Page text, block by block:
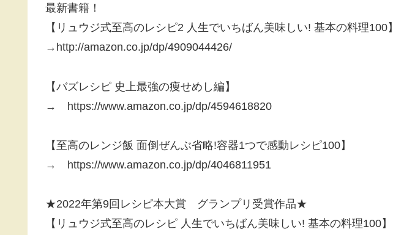
最新書籍！
【リュウジ式至高のレシピ2 人生でいちばん美味しい! 基本の料理100】
→http://amazon.co.jp/dp/4909044426/
【バズレシピ 史上最強の痩せめし編】
→ https://www.amazon.co.jp/dp/4594618820
【至高のレンジ飯 面倒ぜんぶ省略!容器1つで感動レシピ100】
→ https://www.amazon.co.jp/dp/4046811951
★2022年第9回レシピ本大賞 グランプリ受賞作品★
【リュウジ式至高のレシピ 人生でいちばん美味しい! 基本の料理100】